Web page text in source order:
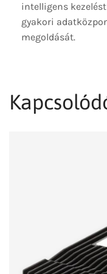
intelligens
gyakori
megoldását.